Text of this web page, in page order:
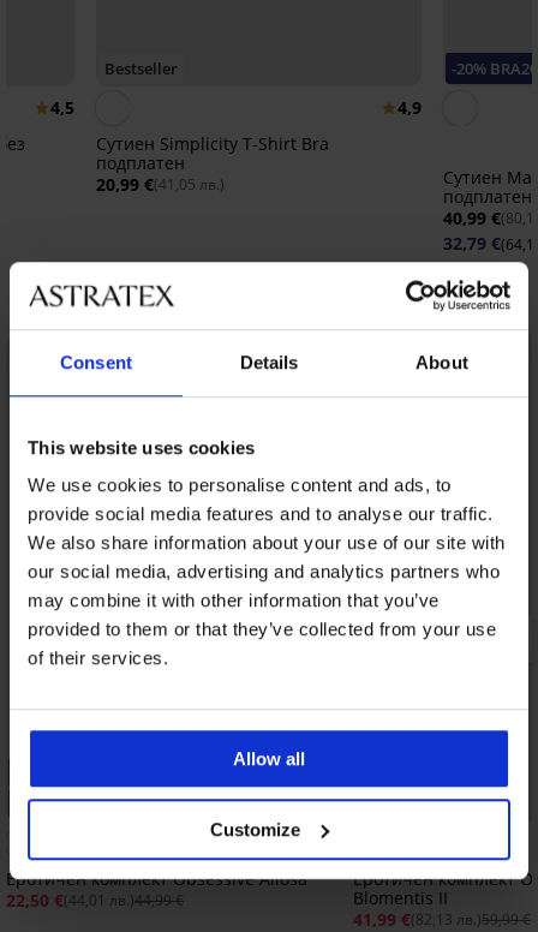
Consent Details About
This website uses cookies
We use cookies to personalise content and ads, to
provide social media features and to analyse our traffic.
We also share information about your use of our site with
our social media, advertising and analytics partners who
may combine it with other information that you’ve
provided to them or that they’ve collected from your use
of their services.
Allow all
Customize
4,5
Bestseller
4,9
Сутиен Simplicity T-Shirt Bra
подплатен
20,99 €(41,05 лв.)
-20% BRA20
Сутиен
подплатен
40,99 €
32,79 €
Открийте подобни артикули
Отстъпка -50%
Еротичен комплект Obsessive Aliosa
22,50 €(44,01 лв.)44,99 €
Отстъпка -30%
Еротичен комплект
Blomentis II
41,99 €(82,13 лв.)59,99 €